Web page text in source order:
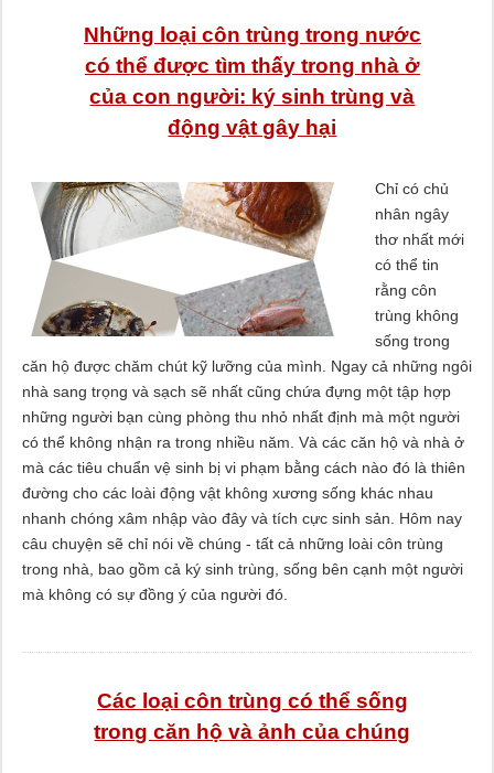
Những loại côn trùng trong nước
có thể được tìm thấy trong nhà ở
của con người: ký sinh trùng và
động vật gây hại
Chỉ có chủ
nhân ngây
thơ nhất mới
có thể tin
rằng côn
trùng không
sống trong
căn hộ được chăm chút kỹ lưỡng của mình. Ngay cả những ngôi
nhà sang trọng và sạch sẽ nhất cũng chứa đựng một tập hợp
những người bạn cùng phòng thu nhỏ nhất định mà một người
có thể không nhận ra trong nhiều năm. Và các căn hộ và nhà ở
mà các tiêu chuẩn vệ sinh bị vi phạm bằng cách nào đó là thiên
đường cho các loài động vật không xương sống khác nhau
nhanh chóng xâm nhập vào đây và tích cực sinh sản. Hôm nay
câu chuyện sẽ chỉ nói về chúng - tất cả những loài côn trùng
trong nhà, bao gồm cả ký sinh trùng, sống bên cạnh một người
mà không có sự đồng ý của người đó.
Các loại côn trùng có thể sống
trong căn hộ và ảnh của chúng